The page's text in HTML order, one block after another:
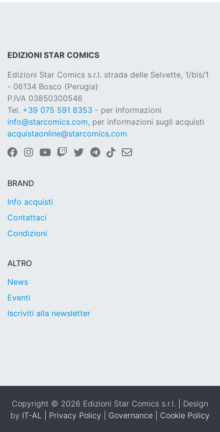
EDIZIONI STAR COMICS
Edizioni Star Comics s.r.l. strada delle Selvette, 1/bis/1
- 06134 Bosco (Perugia)
P.IVA 03850300546
Tel. +39 075 591 8353 - per informazioni
info@starcomics.com, per informazioni sugli acquisti
acquistaonline@starcomics.com
BRAND
Info acquisti
Contattaci
Condizioni
ALTRO
News
Eventi
Iscriviti alla newsletter
Copyright © 2026 Edizioni Star Comics s.r.l. | Design
by IT-AL Privacy Policy Governance Cookie Policy